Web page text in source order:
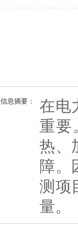
信息摘要：
在电
重要
热、
障。
测项
量。